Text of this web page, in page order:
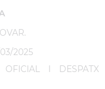
2025
OFICIAL I DESPATX